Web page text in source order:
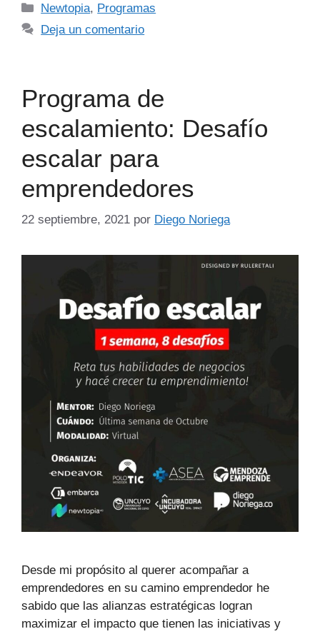
Newtopia, Programas
Deja un comentario
Programa de
escalamiento: Desafío
escalar para
emprendedores
22 septiembre, 2021 por Diego Noriega
Desde mi propósito al querer acompañar a
emprendedores en su camino emprendedor he
sabido que las alianzas estratégicas logran
maximizar el impacto que tienen las iniciativas y